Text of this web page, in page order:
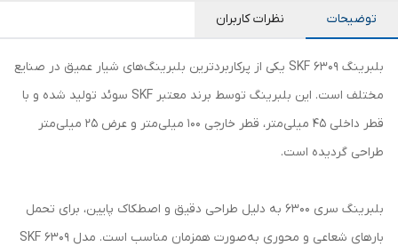
توضیحات نظرات کاربران
بلبرینگ 6309 SKF یکی از پرکاربردترین بلبرینگ‌های شیار عمیق در صنایع
مختلف است. این بلبرینگ توسط برند معتبر SKF سوئد تولید شده و با
قطر داخلی 45 میلی‌متر، قطر خارجی 100 میلی‌متر و عرض 25 میلی‌متر
طراحی گردیده است.
بلبرینگ سری 6300 به دلیل طراحی دقیق و اصطکاک پایین، برای تحمل
بارهای شعاعی و محوری به‌صورت همزمان مناسب است. مدل 6309 SKF